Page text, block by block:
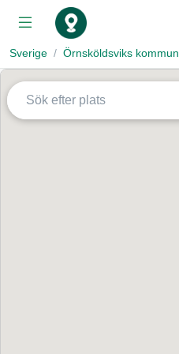
Sverige Örnsköldsviks kommun